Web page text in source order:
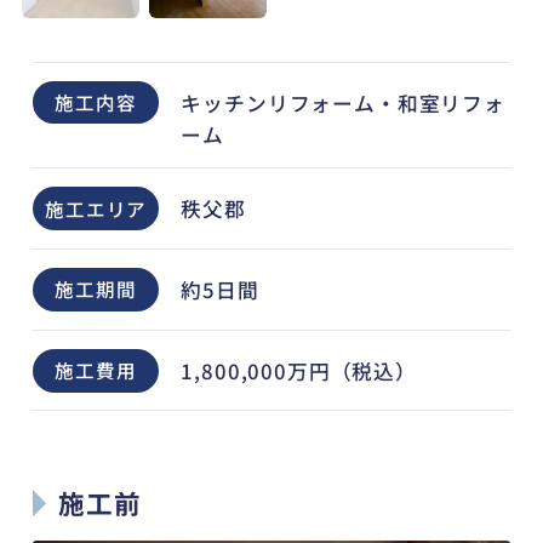
施工内容
キッチンリフォーム・和室リフォ
ーム
施工エリア 秩父郡
施工期間 約5日間
施工費用 1,800,000万円（税込）
施工前